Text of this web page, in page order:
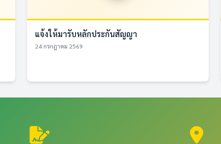
แจ้งให้มารับหลักประกันสัญญา
24 กรกฎาคม 2569